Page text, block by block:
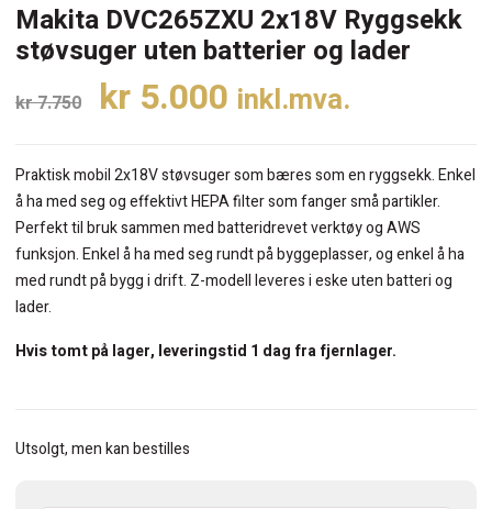
Makita DVC265ZXU 2x18V Ryggsekk
støvsuger uten batterier og lader
kr7.750 Opprinnelig
var:
kr 7.750.
kr 5.000 Nåværende
er:
kr 5.000.
inkl.mva.
Praktisk mobil 2x18V støvsuger som bæres som en ryggsekk. Enkel
å ha med seg og effektivt HEPA filter som fanger små partikler.
Perfekt til bruk sammen med batteridrevet verktøy og AWS
funksjon. Enkel å ha med seg rundt på byggeplasser, og enkel å ha
med rundt på bygg i drift. Z-modell leveres i eske uten batteri og
lader.
Hvis tomt på lager, leveringstid 1 dag fra fjernlager.
Utsolgt, men kan bestilles